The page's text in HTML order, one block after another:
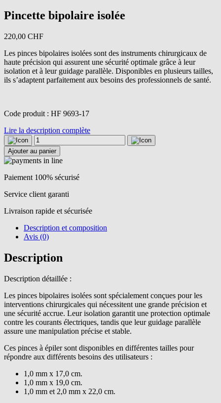
Pincette bipolaire isolée
220,00 CHF
Les pinces bipolaires isolées sont des instruments chirurgicaux de
haute précision qui assurent une sécurité optimale grâce à leur
isolation et à leur guidage parallèle. Disponibles en plusieurs tailles,
ils s’adaptent parfaitement aux besoins des professionnels de santé.
Code produit : HF 9693-17
Lire la description complète
quantité
de
Pincette
bipolaire
isolée
Ajouter au panier
Paiement 100% sécurisé
Service client garanti
Livraison rapide et sécurisée
Description et composition
Avis (0)
Description
Description détaillée :
Les pinces bipolaires isolées sont spécialement conçues pour les
interventions chirurgicales qui nécessitent une grande précision et
une sécurité accrue. Leur isolation garantit une protection optimale
contre les courants électriques, tandis que leur guidage parallèle
assure une manipulation précise et stable.
Ces pinces à épiler sont disponibles en différentes tailles pour
répondre aux différents besoins des utilisateurs :
1,0 mm x 17,0 cm.
1,0 mm x 19,0 cm.
1,0 mm et 2,0 mm x 22,0 cm.